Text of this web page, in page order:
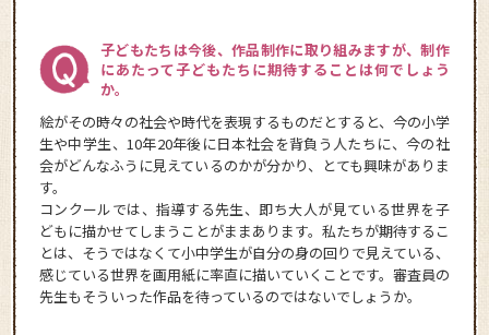
子どもたちは今後、作品制作に取り組みますが、制作
にあたって子どもたちに期待することは何でしょう
か。
絵がその時々の社会や時代を表現するものだとすると、今の小学
生や中学生、10年20年後に日本社会を背負う人たちに、今の社
会がどんなふうに見えているのかが分かり、とても興味がありま
す。
コンクールでは、指導する先生、即ち大人が見ている世界を子
どもに描かせてしまうことがままあります。私たちが期待するこ
とは、そうではなくて小中学生が自分の身の回りで見えている、
感じている世界を画用紙に率直に描いていくことです。審査員の
先生もそういった作品を待っているのではないでしょうか。